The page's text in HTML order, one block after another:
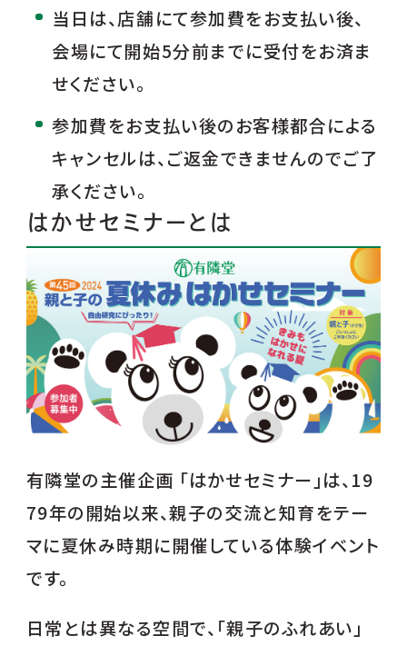
当日は、店舗にて参加費をお支払い後、
会場にて開始5分前までに受付をお済ま
せください。
参加費をお支払い後のお客様都合による
キャンセルは、ご返金できませんのでご了
承ください。
はかせセミナーとは
有隣堂の主催企画 「はかせセミナー」は、19
79年の開始以来、親子の交流と知育をテー
マに夏休み時期に開催している体験イベント
です。
日常とは異なる空間で、「親子のふれあい」